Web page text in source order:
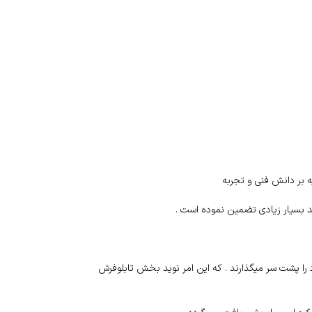
بر دانش فنی و تجربه
بسیار زیادی تضمین نموده است .
را پشت سر میگذارند . که این امر نوید بخش تابلوفرش